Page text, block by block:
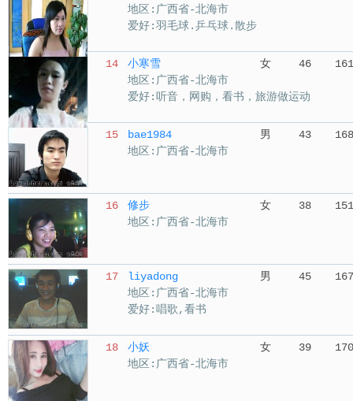
地区:广西省-北海市
爱好:羽毛球.乒乓球.散步
14 小寒雪 女 46
161
地区:广西省-北海市
爱好:听音，网购，看书，旅游做运动
15 bae1984 男 43
168
地区:广西省-北海市
16 修步 女 38
151
地区:广西省-北海市
17 liyadong 男 45
167
地区:广西省-北海市
爱好:唱歌,看书
18 小妖 女 39
170
地区:广西省-北海市